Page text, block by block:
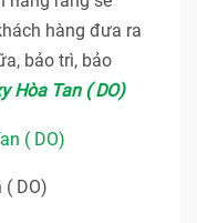
hàng đưa ra
bảo trì, bảo
Hòa Tan ( DO)
( DO)